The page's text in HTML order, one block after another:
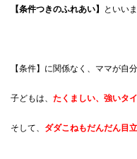
【条件つきのふれあい】 といいま
【条件】に関係なく、ママが自
子どもは、 たくましい、強いタ
そして、 ダダこねもだんだん目